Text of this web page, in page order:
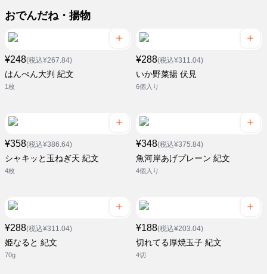
おでんだね・揚物
¥248(税込¥267.84)
はんぺん大判 紀文
1枚
¥288(税込¥311.04)
いか野菜揚 伏見
6個入り
¥358(税込¥386.64)
シャキッと玉ねぎ天 紀文
4枚
¥348(税込¥375.84)
魚河岸あげプレーン 紀文
4個入り
¥288(税込¥311.04)
姫なると 紀文
70g
¥188(税込¥203.04)
切れてる厚焼玉子 紀文
4切